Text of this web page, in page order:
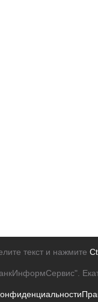
текст и нажмите